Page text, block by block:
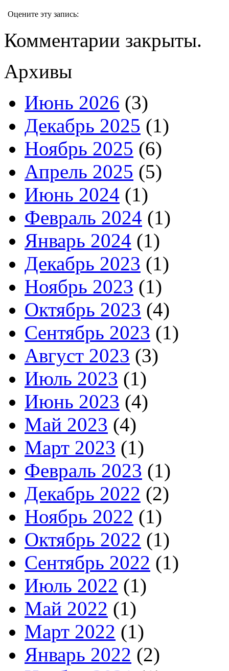
Оцените эту запись:
Комментарии закрыты.
Архивы
Июнь 2026 (3)
Декабрь 2025 (1)
Ноябрь 2025 (6)
Апрель 2025 (5)
Июнь 2024 (1)
Февраль 2024 (1)
Январь 2024 (1)
Декабрь 2023 (1)
Ноябрь 2023 (1)
Октябрь 2023 (4)
Сентябрь 2023 (1)
Август 2023 (3)
Июль 2023 (1)
Июнь 2023 (4)
Май 2023 (4)
Март 2023 (1)
Февраль 2023 (1)
Декабрь 2022 (2)
Ноябрь 2022 (1)
Октябрь 2022 (1)
Сентябрь 2022 (1)
Июль 2022 (1)
Май 2022 (1)
Март 2022 (1)
Январь 2022 (2)